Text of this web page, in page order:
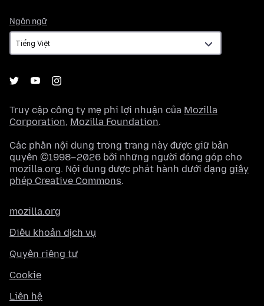
Ngôn ngữ
ngữ
Truy cập công ty mẹ phi lợi nhuận của Mozilla
Corporation, Mozilla Foundation.
Các phần nội dung trong trang này được giữ bản
quyền ©1998–2026 bởi những người đóng góp cho
mozilla.org. Nội dung được phát hành dưới dạng giấy
phép Creative Commons.
mozilla.org
Điều khoản dịch vụ
Quyền riêng tư
Cookie
Liên hệ